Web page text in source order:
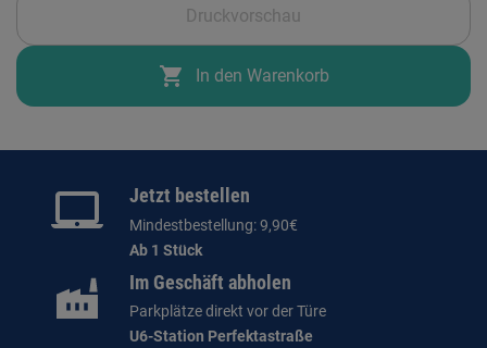
Druckvorschau
shopping_cart In den Warenkorb
Jetzt bestellen
Mindestbestellung: 9,90€
Ab 1 Stück
Im Geschäft abholen
Parkplätze direkt vor der Türe
U6-Station Perfektastraße